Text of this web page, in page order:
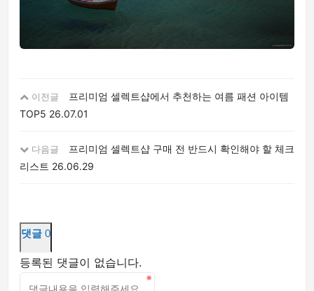
이전글
프리미엄 셀렉트샵에서 추천하는 여름 패션 아이템
TOP5 26.07.01
다음글
프리미엄 셀렉트샵 구매 전 반드시 확인해야 할 체크
리스트 26.06.29
댓글 0
등록된 댓글이 없습니다.